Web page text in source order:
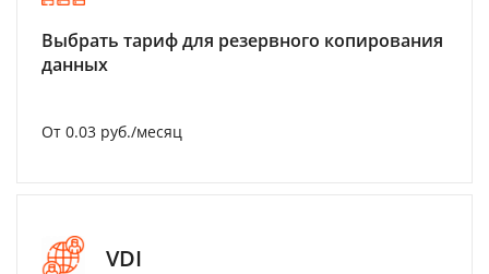
Выбрать тариф для резервного копирования
данных
От 0.03 руб./месяц
VDI